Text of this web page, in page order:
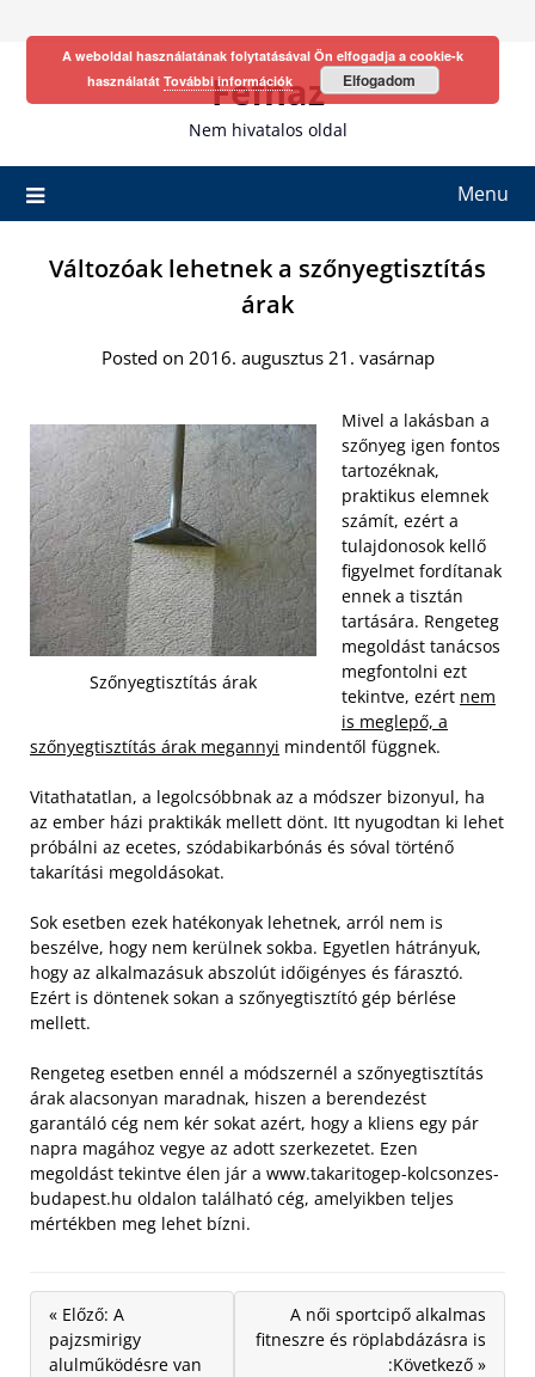
Fefhaz
Nem hivatalos oldal
Menu
Változóak lehetnek a szőnyegtisztítás
árak
Posted on 2016. augusztus 21. vasárnap
Szőnyegtisztítás árak
Mivel a lakásban a
szőnyeg igen fontos
tartozéknak,
praktikus elemnek
számít, ezért a
tulajdonosok kellő
figyelmet fordítanak
ennek a tisztán
tartására. Rengeteg
megoldást tanácsos
megfontolni ezt
tekintve, ezért nem
is meglepő, a
szőnyegtisztítás árak megannyi mindentől függnek.
Vitathatatlan, a legolcsóbbnak az a módszer bizonyul, ha
az ember házi praktikák mellett dönt. Itt nyugodtan ki lehet
próbálni az ecetes, szódabikarbónás és sóval történő
takarítási megoldásokat.
Sok esetben ezek hatékonyak lehetnek, arról nem is
beszélve, hogy nem kerülnek sokba. Egyetlen hátrányuk,
hogy az alkalmazásuk abszolút időigényes és fárasztó.
Ezért is döntenek sokan a szőnyegtisztító gép bérlése
mellett.
Rengeteg esetben ennél a módszernél a szőnyegtisztítás
árak alacsonyan maradnak, hiszen a berendezést
garantáló cég nem kér sokat azért, hogy a kliens egy pár
napra magához vegye az adott szerkezetet. Ezen
megoldást tekintve élen jár a www.takaritogep-kolcsonzes-
budapest.hu oldalon található cég, amelyikben teljes
mértékben meg lehet bízni.
« Előző: A
pajzsmirigy
alulműködésre van
A női sportcipő alkalmas
fitneszre és röplabdázásra is
:Következő »
A weboldal használatának folytatásával Ön elfogadja a cookie-k
használatát További információk Elfogadom